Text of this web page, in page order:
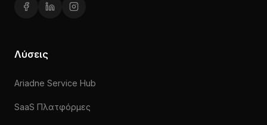
Facebook (ανοίγει σε νέο παράθυρο)
LinkedIn (ανοίγει σε νέο παράθυρο)
Instagram (ανοίγει σε νέο παράθυρο)
Λύσεις
Ariadne Service Hub
SaaS Πλατφόρμες